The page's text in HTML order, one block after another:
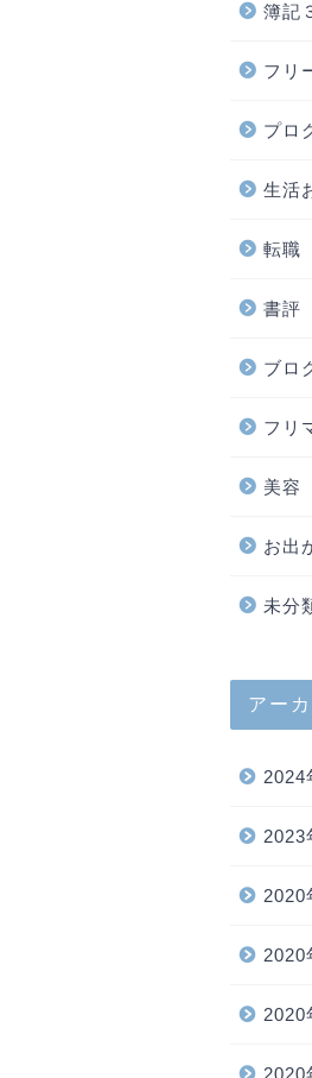
簿記
フリ
プロ
生活
転職
書評
ブロ
フリ
美容
お出
未分
アー
2024
2023
2020
2020
2020
2020